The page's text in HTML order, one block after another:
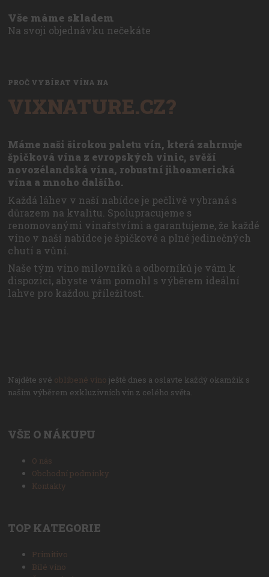
Vše máme skladem
Na svoji objednávku nečekáte
PROČ VYBÍRAT VÍNA NA
VIXNATURE.CZ?
Máme naši širokou paletu vín, která zahrnuje
špičková vína z evropských vinic, svěží
novozélandská vína, robustní jihoamerická
vína a mnoho dalšího.
Každá láhev v naší nabídce je pečlivě vybraná s
důrazem na kvalitu. Spolupracujeme s
renomovanými vinařstvími a garantujeme, že každé
víno v naší nabídce je špičkové a plné jedinečných
chutí a vůní.
Naše tým víno milovníků a odborníků je vám k
dispozici, abyste vám pomohl s výběrem ideální
lahve pro každou příležitost.
Najděte své oblíbené víno ještě dnes a oslavte každý okamžik s
naším výběrem exkluzivních vín z celého světa.
VŠE O NÁKUPU
O nás
Obchodní podmínky
Kontakty
TOP KATEGORIE
Primitivo
Bílé víno